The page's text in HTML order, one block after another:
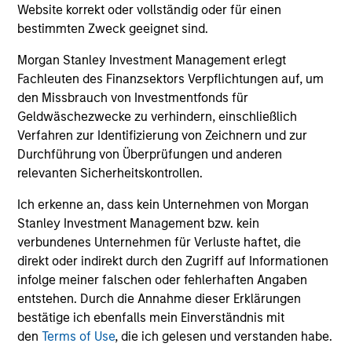
Website korrekt oder vollständig oder für einen
bestimmten Zweck geeignet sind.
Morgan Stanley Investment Management erlegt
Fachleuten des Finanzsektors Verpflichtungen auf, um
den Missbrauch von Investmentfonds für
Geldwäschezwecke zu verhindern, einschließlich
Verfahren zur Identifizierung von Zeichnern und zur
Durchführung von Überprüfungen und anderen
relevanten Sicherheitskontrollen.
Ich erkenne an, dass kein Unternehmen von Morgan
Stanley Investment Management bzw. kein
verbundenes Unternehmen für Verluste haftet, die
direkt oder indirekt durch den Zugriff auf Informationen
infolge meiner falschen oder fehlerhaften Angaben
entstehen. Durch die Annahme dieser Erklärungen
bestätige ich ebenfalls mein Einverständnis mit
denTerms of Use, die ich gelesen und verstanden habe.
Commodity Market Outlook: Trends
Driving Optimism in 2026
Discover what key trends are shaping the
commodity sectors in 2026 and setting up an
optimistic outlook for commodities.
12-DEC-2025
May not represent all Team Members.